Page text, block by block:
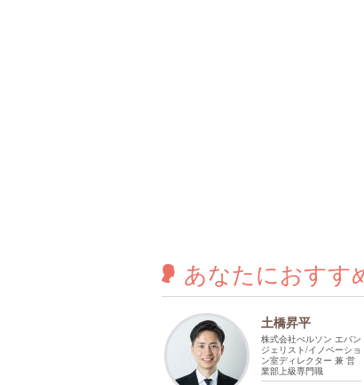
あなたにおすす
土橋昇平
株式会社ぺルソン エバン
ジェリスト/イノベーショ
ン室ディレクター 兼 営
業部上級専門職